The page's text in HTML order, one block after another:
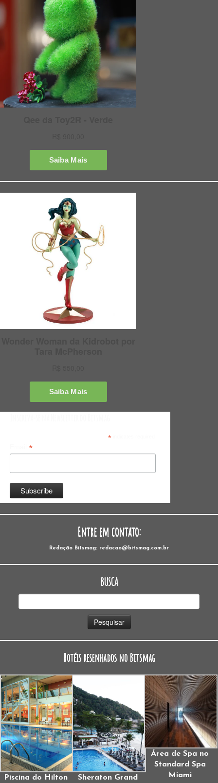
*indicates required
*
Entre em contato:
Redação Bitsmag: redacao@bitsmag.com.br
BUSCA
Hotéis resenhados no Bitsmag
Piscina do Hilton
Sheraton Grand
Área de Spa no
Standard Spa
Miami